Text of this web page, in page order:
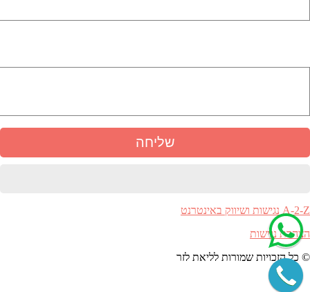
A-2-Z נגישות ושיווק באינטרנט
הצהרת נגישות
© כל הזכויות שמורות לליאת לזר